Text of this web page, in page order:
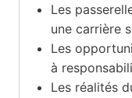
Les
une carrière
Les
à
Les réalités